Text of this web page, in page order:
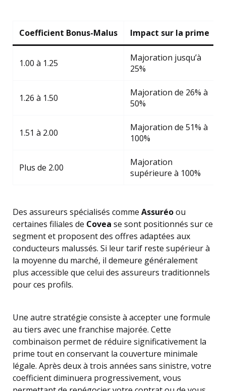
Coefficient Bonus-Malus Impact sur la prime
1.00 à 1.25
Majoration jusqu’à
25%
1.26 à 1.50
Majoration de 26% à
50%
1.51 à 2.00
Majoration de 51% à
100%
Plus de 2.00
Majoration
supérieure à 100%
Des assureurs spécialisés comme Assuréoou
certaines filiales de Covea se sont positionnés sur ce
segment et proposent des offres adaptées aux
conducteurs malussés. Si leur tarif reste supérieur à
la moyenne du marché, il demeure généralement
plus accessible que celui des assureurs traditionnels
pour ces profils.
Une autre stratégie consiste à accepter une formule
au tiers avec une franchise majorée. Cette
combinaison permet de réduire significativement la
prime tout en conservant la couverture minimale
légale. Après deux à trois années sans sinistre, votre
coefficient diminuera progressivement, vous